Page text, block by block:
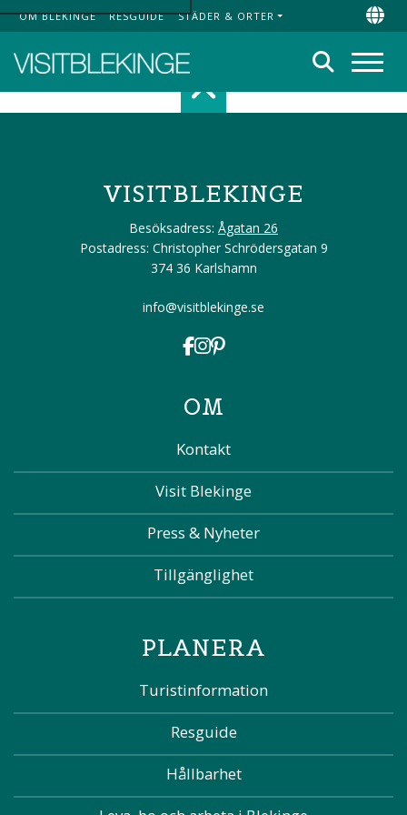
Top Menu
OM BLEKINGE RESGUIDE STÄDER & ORTER
Sök
Scroll top of
VISITBLEKINGE
Besöksadress: Ågatan 26
Postadress: Christopher Schrödersgatan 9
374 36 Karlshamn
info@visitblekinge.se
OM
Kontakt
Visit Blekinge
Press & Nyheter
Tillgänglighet
PLANERA
Turistinformation
Resguide
Hållbarhet